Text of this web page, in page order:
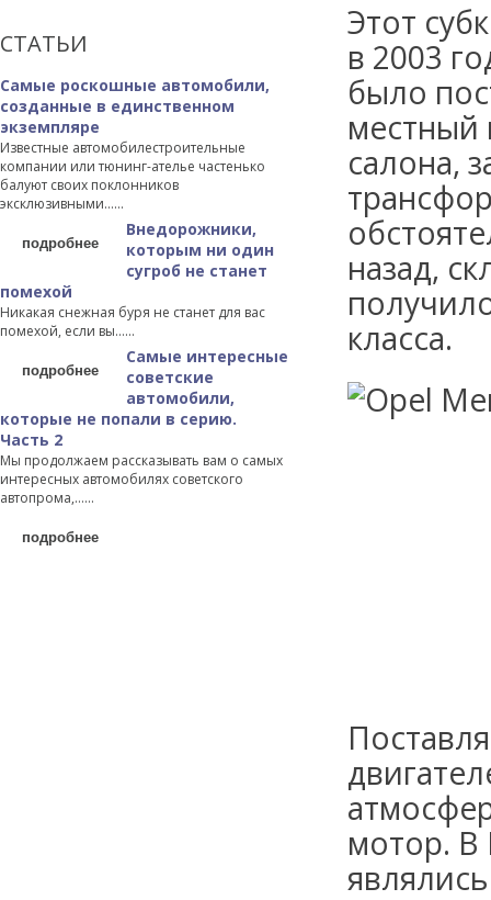
СТАТЬИ
Самые роскошные автомобили,
созданные в единственном
экземпляре
Известные автомобилестроительные
компании или тюнинг-ателье частенько
балуют своих поклонников
эксклюзивными…...
подробнее
Внедорожники,
которым ни один
сугроб не станет
помехой
Никакая снежная буря не станет для вас
помехой, если вы…...
подробнее
Самые интересные
советские
автомобили,
которые не попали в серию.
Часть 2
Мы продолжаем рассказывать вам о самых
интересных автомобилях советского
автопрома,…...
подробнее
Этот
в 2003
было
местный
салона,
назад,
класса.
мотор. В